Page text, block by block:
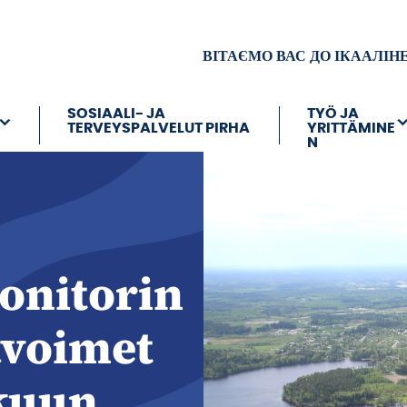
ВІТАЄМО ВАС ДО
SOSIAALI- JA
TERVEYSPALVELUT PIRHA
TYÖ JA
YRITTÄMINE
N